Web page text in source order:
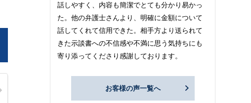
話しやすく、内容も簡潔でとても分かり易かっ
た。他の弁護士さんより、明確に金額について
話してくれて信用できた。相手方より送られて
きた示談書への不信感や不満に思う気持ちにも
寄り添ってくださり感謝しております。
お客様の声一覧へ